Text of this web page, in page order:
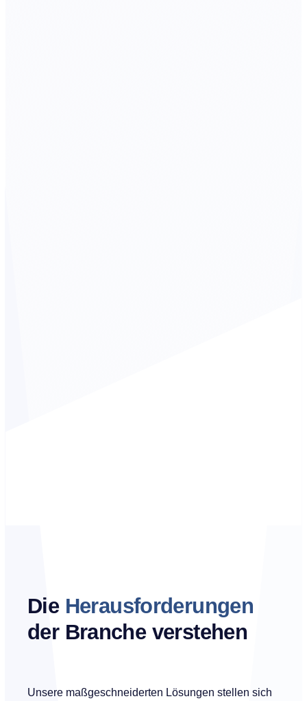
Die Herausforderungen
der Branche verstehen
Unsere maßgeschneiderten Lösungen stellen sich